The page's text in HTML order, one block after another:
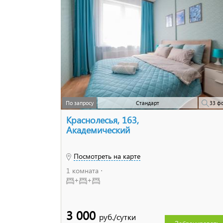
По запросу Стандарт 33
Краснолесья, 163,
Академический
Посмотреть на карте
1 комната ⋅
+
+
3 000 руб./сутки